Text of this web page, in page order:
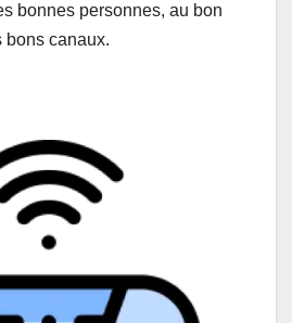
bonnes personnes, au bon
bons canaux.